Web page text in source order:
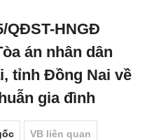
QĐST-HNGĐ
án nhân dân
tỉnh Đồng Nai về
gia đình
VB liên quan